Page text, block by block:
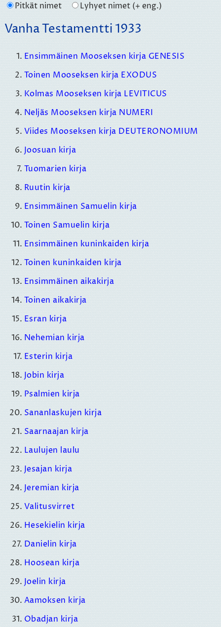
Pitkät nimet Lyhyet nimet (+ eng.)
Vanha Testamentti 1933
Ensimmäinen Mooseksen kirja GENESIS
Toinen Mooseksen kirja EXODUS
Kolmas Mooseksen kirja LEVITICUS
Neljäs Mooseksen kirja NUMERI
Viides Mooseksen kirja DEUTERONOMIUM
Joosuan kirja
Tuomarien kirja
Ruutin kirja
Ensimmäinen Samuelin kirja
Toinen Samuelin kirja
Ensimmäinen kuninkaiden kirja
Toinen kuninkaiden kirja
Ensimmäinen aikakirja
Toinen aikakirja
Esran kirja
Nehemian kirja
Esterin kirja
Jobin kirja
Psalmien kirja
Sananlaskujen kirja
Saarnaajan kirja
Laulujen laulu
Jesajan kirja
Jeremian kirja
Valitusvirret
Hesekielin kirja
Danielin kirja
Hoosean kirja
Joelin kirja
Aamoksen kirja
Obadjan kirja